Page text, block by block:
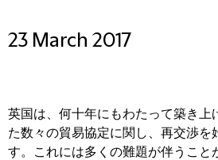
23 March 2017
英国は、何十年にもわたって築き上
た数々の貿易協定に関し、再交渉を
す。これには多くの難題が伴うこと